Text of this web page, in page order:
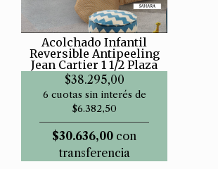
Acolchado Infantil
Reversible Antipeeling
Jean Cartier 1 1/2 Plaza
$38.295,00
6 cuotas sin interés de
$6.382,50
$30.636,00 con
transferencia